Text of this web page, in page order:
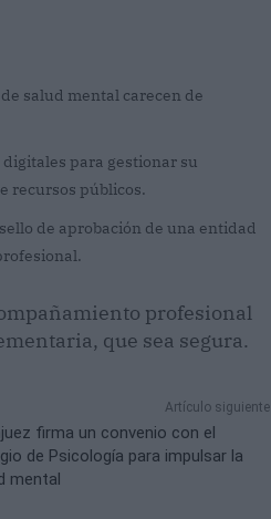
salud mental carecen de
para gestionar su
recursos públicos.
de aprobación de una entidad
profesional
que sea segura.
Artículo siguiente
firma un convenio con el
de Psicología para impulsar la
mental